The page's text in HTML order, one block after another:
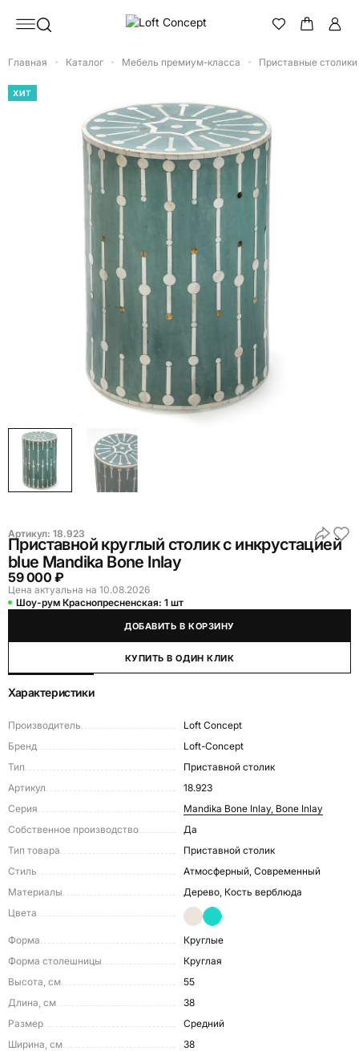
Главная Каталог Мебель премиум-класса Приставные
ХИТ
Артикул: 18.923
Приставной круглый столик с инкрустацией
blue Mandika Bone Inlay
59 000 ₽
Цена актуальна на 10.08.2026
Шоу-рум Краснопресненская: 1 шт
ДОБАВИТЬ В КОРЗИНУ
КУПИТЬ В ОДИН КЛИК
Характеристики
Производитель
Loft Concept
Бренд
Loft-Concept
Тип
Приставной столик
Артикул
18.923
Серия
Mandika Bone Inlay, Bone Inlay
Собственное производство
Да
Тип товара
Приставной столик
Стиль
Атмосферный, Современный
Материалы
Дерево, Кость верблюда
Цвета
Форма
Круглые
Форма столешницы
Круглая
Высота, см
55
Длина, см
38
Размер
Средний
Ширина, см
38